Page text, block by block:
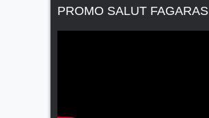
PROMO SALUT FAGARAS